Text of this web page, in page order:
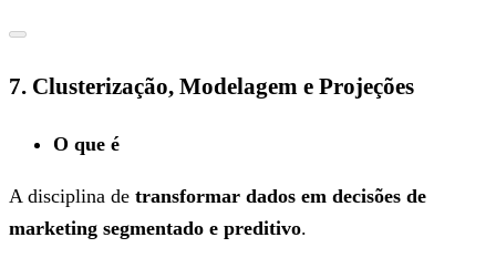
7. Clusterização, Modelagem e Projeções
O que é
A disciplina de transformar dados em decisões de
marketing segmentado e preditivo.